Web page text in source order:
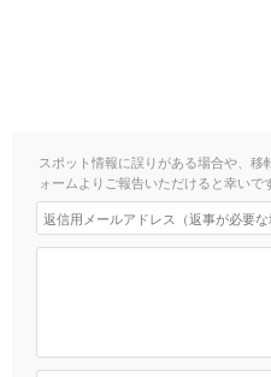
スポット情報に誤りがある場合や、
ォームよりご報告いただけると幸いで